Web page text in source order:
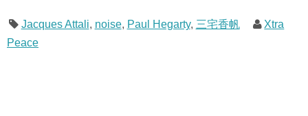
Jacques Attali, noise, Paul Hegarty, 三宅香帆
Xtra
Peace